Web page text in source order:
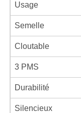
Usage
Semelle
Cloutable
3 PMS
Durabilité
Silencieux